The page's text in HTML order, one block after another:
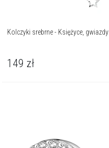
Kolczyki srebrne - Księżyce, gwiazdy
149 zł